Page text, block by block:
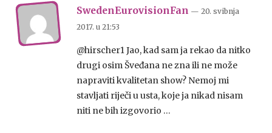
SwedenEurovisionFan — 20. svibnja
2017. u 21:53
@hirscher1 Jao, kad sam ja rekao da nitko
drugi osim Šveđana ne zna ili ne može
napraviti kvalitetan show? Nemoj mi
stavljati riječi u usta, koje ja nikad nisam
niti ne bih izgovorio …